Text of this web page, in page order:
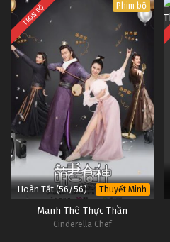
TRỌN BỘ Phim bộ
Hoàn Tất (56/56) Thuyết Minh
Manh Thê Thực Thần
Cinderella Chef